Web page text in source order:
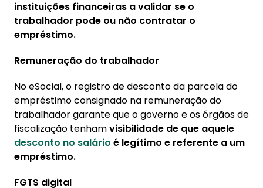
instituições financeiras a validar se o
trabalhador pode ou não contratar o
empréstimo.
Remuneração do trabalhador
No eSocial, o registro de desconto da parcela do
empréstimo consignado na remuneração do
trabalhador garante que o governo e os órgãos de
fiscalização tenhamvisibilidade de que aquele
desconto no salário é legítimo e referente a um
empréstimo.
FGTS digital